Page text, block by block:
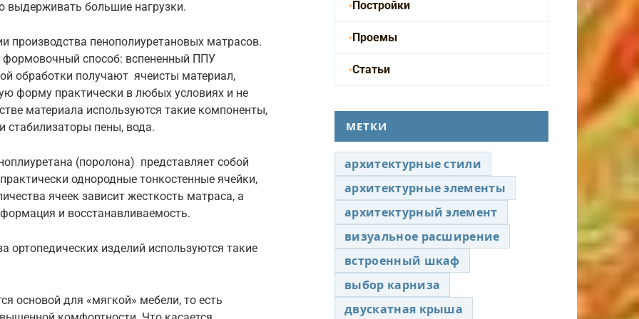
выдерживать большие нагрузки.
производства пенополиуретановых матрасов.
способ: вспененный ППУ
обработки получают ячеисты материал,
форму практически в любых условиях и не
материала используются такие компоненты,
стабилизаторы пены, вода.
(поролона) представляет собой
однородные тонкостенные ячейки,
ячеек зависит жесткость матраса, а
и восстанавливаемость.
ортопедических изделий используются такие
основой для «мягкой» мебели, то есть
Постройки
Проемы
Статьи
МЕТКИ
архитектурные стили
архитектурные элементы
архитектурный элемент
визуальное расширение
встроенный шкаф
выбор карниза
двускатная крыша